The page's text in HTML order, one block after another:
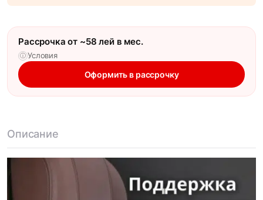
Рассрочка от ~58 лей в мес.
ⓘ Условия
Оформить в рассрочку
Описание